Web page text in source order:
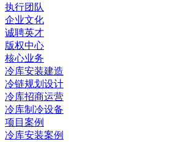
执行团队
企业文化
诚聘英才
版权中心
核心业务
冷库安装建造
冷链规划设计
冷库招商运营
冷库制冷设备
项目案例
冷库安装案例